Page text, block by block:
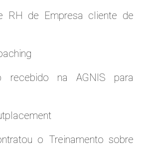
RH de Empresa cliente de
recebido na AGNIS para
o Treinamento sobre